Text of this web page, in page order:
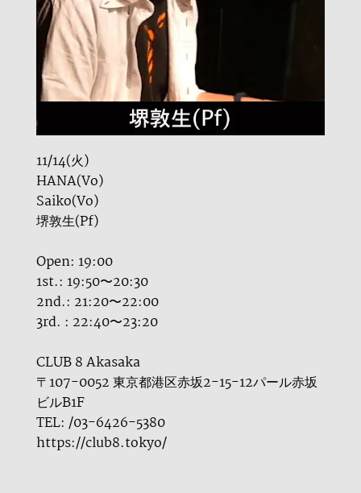
11/14(火)
HANA(Vo)
Saiko(Vo)
堺敦生(Pf)
Open: 19:00
1st.: 19:50〜20:30
2nd.: 21:20〜22:00
3rd. : 22:40〜23:20
CLUB 8 Akasaka
〒107-0052 東京都港区赤坂2-15-12パール赤坂
ビルB1F
TEL: /03-6426-5380
https://club8.tokyo/